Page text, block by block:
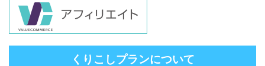
くりこしプランについて